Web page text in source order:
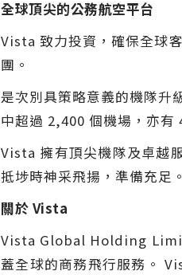
全球頂尖的公務航空平台
Vista 致力投資，確保全球
團。
是次別具策略意義的機隊升
中超過 2,400 個機場，亦有
Vista 擁有頂尖機隊及卓越
抵埗時神采飛揚，準備充足。
關於 Vista
Vista Global Holding
蓋全球的商務飛行服務。